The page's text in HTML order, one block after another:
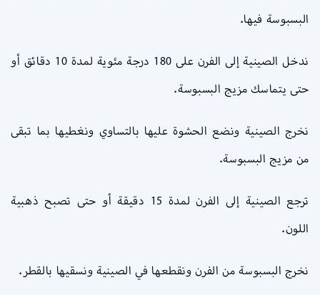
البسبوسة فيها.
ندخل الصينية إلى الفرن على 180 درجة مئوية لمدة 10 دقائق أو
حتى يتماسك مزيج البسبوسة.
نخرج الصينية ونضع الحشوة عليها بالتساوي ونغطيها بما تبقى
من مزيج البسبوسة.
ترجع الصينية إلى الفرن لمدة 15 دقيقة أو حتى تصبح ذهبية
اللون.
نخرج البسبوسة من الفرن ونقطعها في الصينية ونسقيها بالقطر.